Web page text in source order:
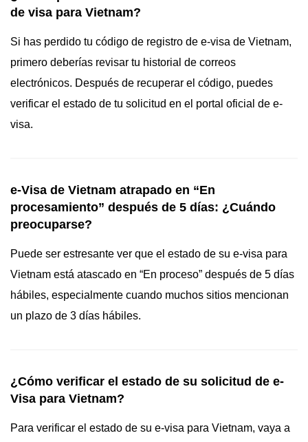
de visa para Vietnam?
Si has perdido tu código de registro de e-visa de Vietnam,
primero deberías revisar tu historial de correos
electrónicos. Después de recuperar el código, puedes
verificar el estado de tu solicitud en el portal oficial de e-
visa.
e-Visa de Vietnam atrapado en “En
procesamiento” después de 5 días: ¿Cuándo
preocuparse?
Puede ser estresante ver que el estado de su e-visa para
Vietnam está atascado en “En proceso” después de 5 días
hábiles, especialmente cuando muchos sitios mencionan
un plazo de 3 días hábiles.
¿Cómo verificar el estado de su solicitud de e-
Visa para Vietnam?
Para verificar el estado de su e-visa para Vietnam, vaya a